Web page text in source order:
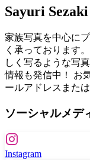
Sayuri
家族写真を中心に
く承っております
しく写るような写
情報も発信中！ お
ールアドレスまた
ソーシャルメデ
Instagram